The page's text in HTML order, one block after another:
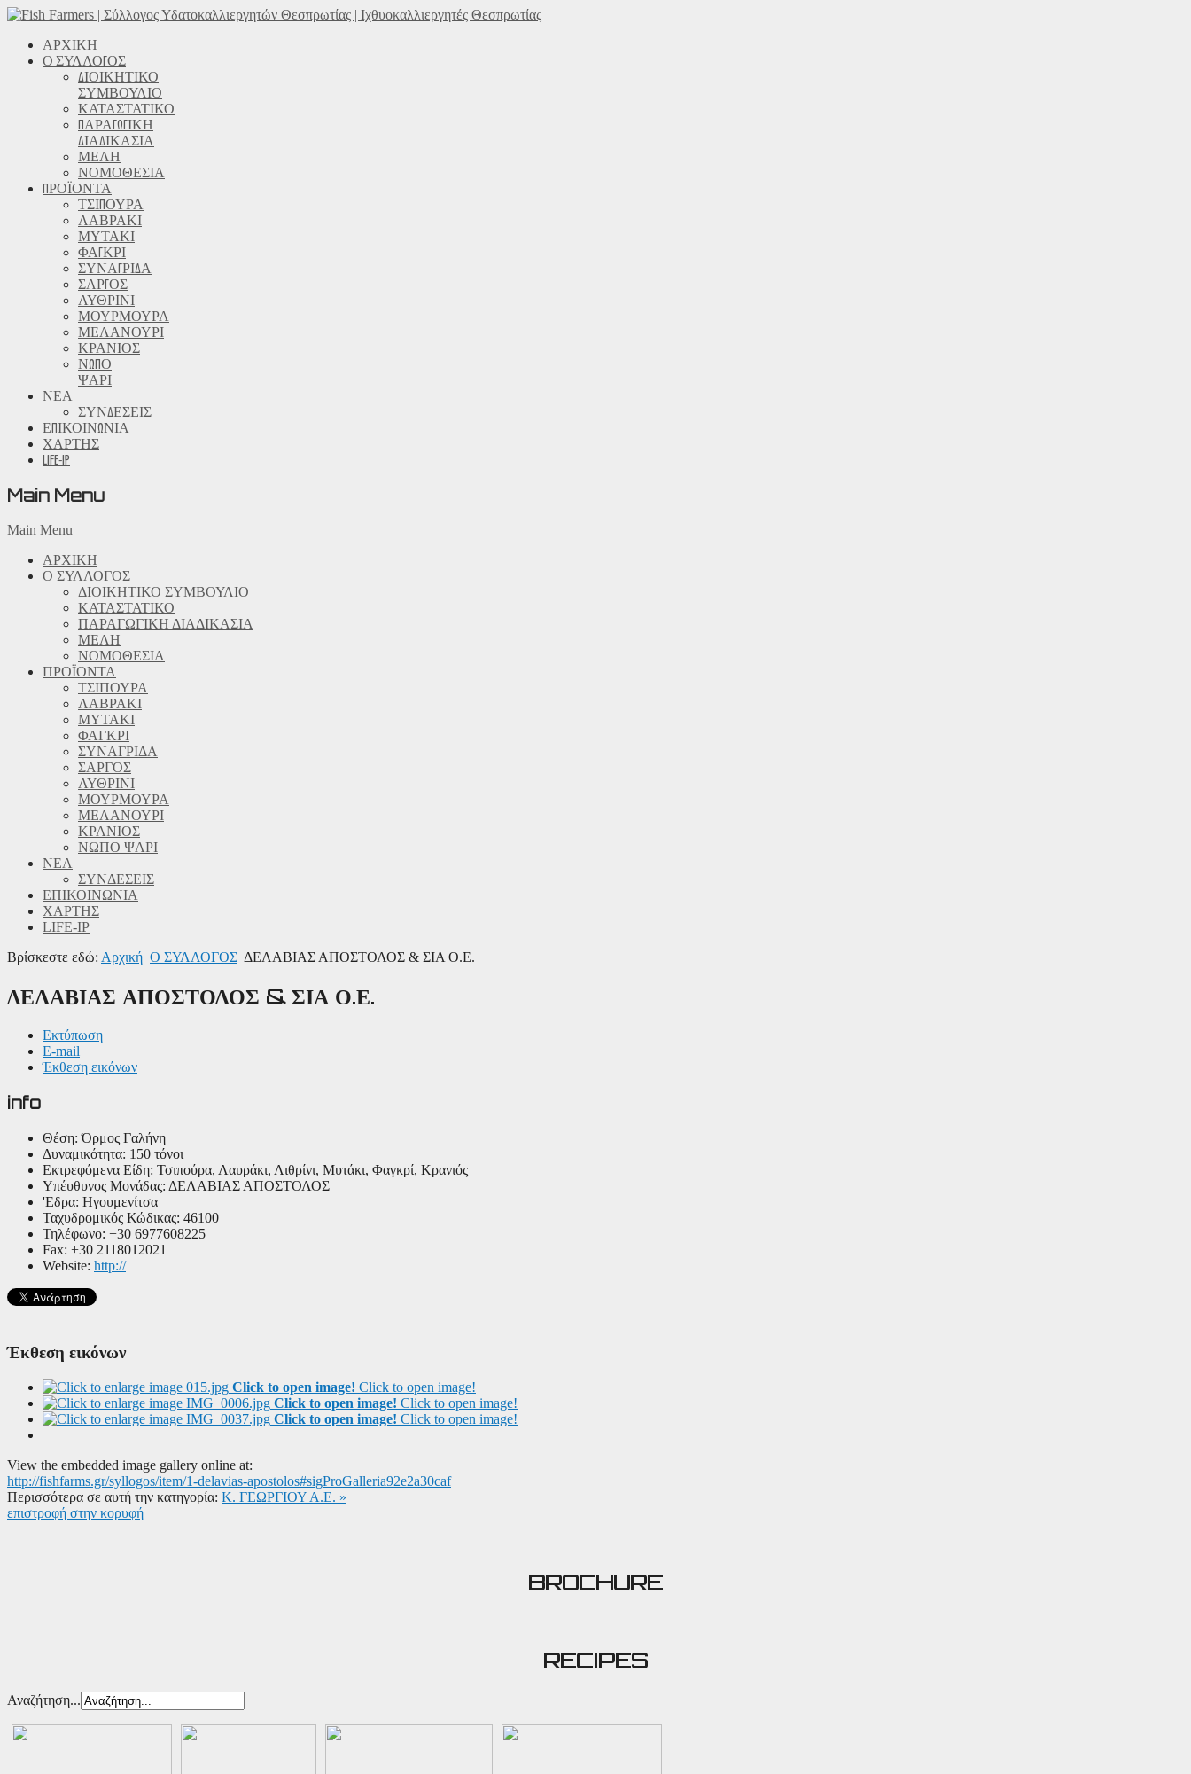
ΑΡΧΙΚΗ
Ο ΣΥΛΛΟΓΟΣ
ΔΙΟΙΚΗΤΙΚΟ
ΣΥΜΒΟΥΛΙΟ
ΚΑΤΑΣΤΑΤΙΚΟ
ΠΑΡΑΓΩΓΙΚΗ
ΔΙΑΔΙΚΑΣΙΑ
ΜΕΛΗ
ΝΟΜΟΘΕΣΙΑ
ΠΡΟΪΟΝΤΑ
ΤΣΙΠΟΥΡΑ
ΛΑΒΡΑΚΙ
ΜΥΤΑΚΙ
ΦΑΓΚΡΙ
ΣΥΝΑΓΡΙΔΑ
ΣΑΡΓΟΣ
ΛΥΘΡΙΝΙ
ΜΟΥΡΜΟΥΡΑ
ΜΕΛΑΝΟΥΡΙ
ΚΡΑΝΙΟΣ
ΝΩΠΟ
ΨΑΡΙ
ΝΕΑ
ΣΥΝΔΕΣΕΙΣ
ΕΠΙΚΟΙΝΩΝΙΑ
ΧΑΡΤΗΣ
LIFE-IP
Main Menu
Main Menu
ΑΡΧΙΚΗ
Ο ΣΥΛΛΟΓΟΣ
ΔΙΟΙΚΗΤΙΚΟ ΣΥΜΒΟΥΛΙΟ
ΚΑΤΑΣΤΑΤΙΚΟ
ΠΑΡΑΓΩΓΙΚΗ ΔΙΑΔΙΚΑΣΙΑ
ΜΕΛΗ
ΝΟΜΟΘΕΣΙΑ
ΠΡΟΪΟΝΤΑ
ΤΣΙΠΟΥΡΑ
ΛΑΒΡΑΚΙ
ΜΥΤΑΚΙ
ΦΑΓΚΡΙ
ΣΥΝΑΓΡΙΔΑ
ΣΑΡΓΟΣ
ΛΥΘΡΙΝΙ
ΜΟΥΡΜΟΥΡΑ
ΜΕΛΑΝΟΥΡΙ
ΚΡΑΝΙΟΣ
ΝΩΠΟ ΨΑΡΙ
ΝΕΑ
ΣΥΝΔΕΣΕΙΣ
ΕΠΙΚΟΙΝΩΝΙΑ
ΧΑΡΤΗΣ
LIFE-IP
Βρίσκεστε εδώ: Αρχική Ο ΣΥΛΛΟΓΟΣ ΔΕΛΑΒΙΑΣ ΑΠΟΣΤΟΛΟΣ & ΣΙΑ Ο.Ε.
ΔΕΛΑΒΙΑΣ ΑΠΟΣΤΟΛΟΣ & ΣΙΑ Ο.Ε.
Εκτύπωση
E-mail
Έκθεση εικόνων
info
Θέση: Όρμος Γαλήνη
Δυναμικότητα: 150 τόνοι
Εκτρεφόμενα Είδη: Τσιπούρα, Λαυράκι, Λιθρίνι, Μυτάκι, Φαγκρί, Κρανιός
Υπέυθυνος Μονάδας: ΔΕΛΑΒΙΑΣ ΑΠΟΣΤΟΛΟΣ
'Εδρα: Ηγουμενίτσα
Ταχυδρομικός Κώδικας: 46100
Τηλέφωνο: +30 6977608225
Fax: +30 2118012021
Website: http://
Έκθεση εικόνων
Click to open image! Click to open image!
Click to open image! Click to open image!
Click to open image! Click to open image!
View the embedded image gallery online at:
http://fishfarms.gr/syllogos/item/1-delavias-apostolos#sigProGalleria92e2a30caf
Περισσότερα σε αυτή την κατηγορία: Κ. ΓΕΩΡΓΙΟΥ Α.Ε. »
επιστροφή στην κορυφή
BROCHURE
RECIPES
Αναζήτηση...